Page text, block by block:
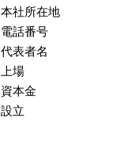
本社所在地
電話番号
代表者名
上場
資本金
設立